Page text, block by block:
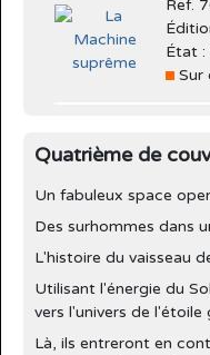
Ref.
État :
Sur
Quatrième de
Un fabuleux space
Des surhommes dans
L'histoire du vaisseau
Utilisant l'énergie du
vers l'univers de l'étoile
Là, ils entreront en